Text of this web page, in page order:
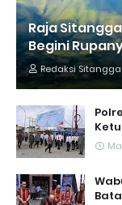
Raja
Begini
Redaksi